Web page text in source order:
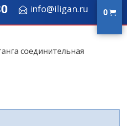
info@iligan.ru 0
соединительная